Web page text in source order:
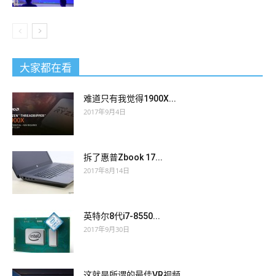
大家都在看
难道只有我觉得1900X...
2017年9月4日
拆了惠普Zbook 17...
2017年8月14日
英特尔8代i7-8550...
2017年9月30日